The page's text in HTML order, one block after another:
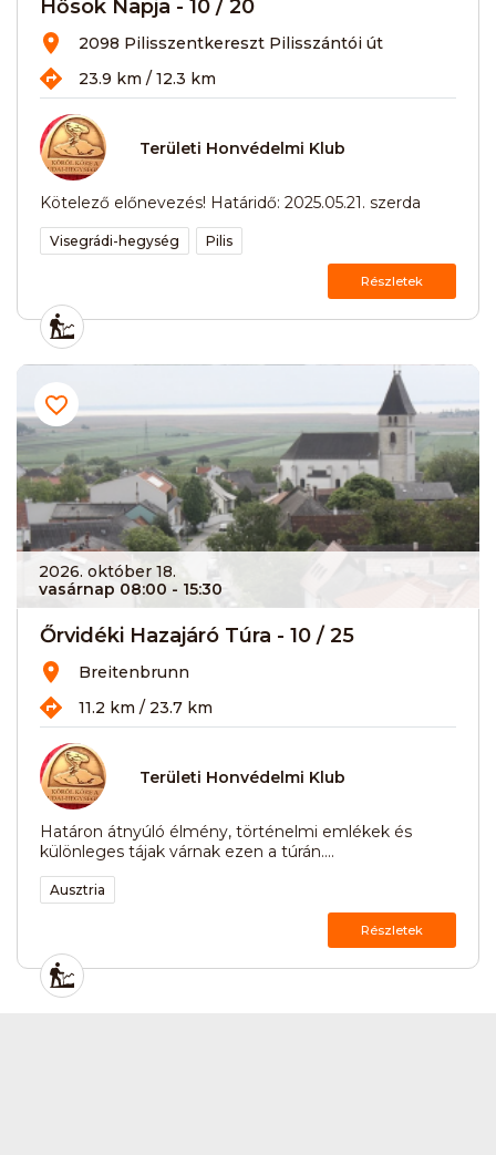
Hősök Napja - 10 / 20
2098 Pilisszentkereszt Pilisszántói út
23.9 km / 12.3 km
Területi Honvédelmi Klub
Kötelező előnevezés! Határidő: 2025.05.21. szerda
Visegrádi-hegység Pilis
Részletek
2026. október 18.
vasárnap 08:00 - 15:30
Őrvidéki Hazajáró Túra - 10 / 25
Breitenbrunn
11.2 km / 23.7 km
Területi Honvédelmi Klub
Határon átnyúló élmény, történelmi emlékek és
különleges tájak várnak ezen a túrán....
Ausztria
Részletek